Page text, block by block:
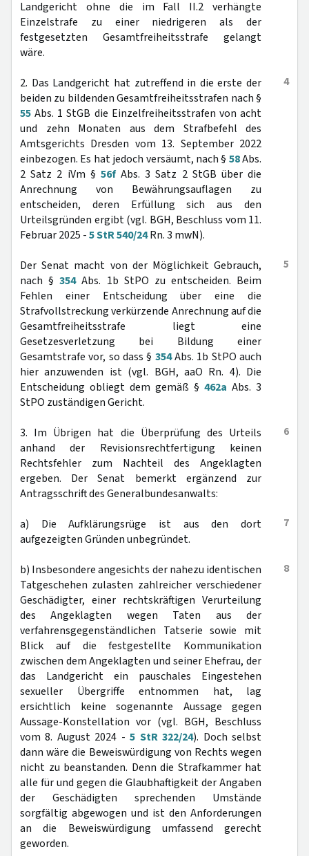
Landgericht ohne die im Fall II.2 verhängte
Einzelstrafe zu einer niedrigeren als der
festgesetzten Gesamtfreiheitsstrafe gelangt
wäre.
4
2. Das Landgericht hat zutreffend in die erste der
beiden zu bildenden Gesamtfreiheitsstrafen nach §
55 Abs. 1 StGB die Einzelfreiheitsstrafen von acht
und zehn Monaten aus dem Strafbefehl des
Amtsgerichts Dresden vom 13. September 2022
einbezogen. Es hat jedoch versäumt, nach § 58Abs.
2 Satz 2 iVm § 56fAbs. 3 Satz 2 StGB über die
Anrechnung von Bewährungsauflagen zu
entscheiden, deren Erfüllung sich aus den
Urteilsgründen ergibt (vgl. BGH, Beschluss vom 11.
Februar 2025 -5 StR 540/24Rn. 3 mwN).
5
Der Senat macht von der Möglichkeit Gebrauch,
nach §354Abs. 1b StPO zu entscheiden. Beim
Fehlen einer Entscheidung über eine die
Strafvollstreckung verkürzende Anrechnung auf die
Gesamtfreiheitsstrafe liegt eine
Gesetzesverletzung bei Bildung einer
Gesamtstrafe vor, so dass § 354Abs. 1b StPO auch
hier anzuwenden ist (vgl. BGH, aaO Rn. 4). Die
Entscheidung obliegt dem gemäß § 462a Abs. 3
StPO zuständigen Gericht.
6
3. Im Übrigen hat die Überprüfung des Urteils
anhand der Revisionsrechtfertigung keinen
Rechtsfehler zum Nachteil des Angeklagten
ergeben. Der Senat bemerkt ergänzend zur
Antragsschrift des Generalbundesanwalts:
7
a) Die Aufklärungsrüge ist aus den dort
aufgezeigten Gründen unbegründet.
8
b) Insbesondere angesichts der nahezu identischen
Tatgeschehen zulasten zahlreicher verschiedener
Geschädigter, einer rechtskräftigen Verurteilung
des Angeklagten wegen Taten aus der
verfahrensgegenständlichen Tatserie sowie mit
Blick auf die festgestellte Kommunikation
zwischen dem Angeklagten und seiner Ehefrau, der
das Landgericht ein pauschales Eingestehen
sexueller Übergriffe entnommen hat, lag
ersichtlich keine sogenannte Aussage gegen
Aussage-Konstellation vor (vgl. BGH, Beschluss
vom 8. August 2024 -5 StR 322/24). Doch selbst
dann wäre die Beweiswürdigung von Rechts wegen
nicht zu beanstanden. Denn die Strafkammer hat
alle für und gegen die Glaubhaftigkeit der Angaben
der Geschädigten sprechenden Umstände
sorgfältig abgewogen und ist den Anforderungen
an die Beweiswürdigung umfassend gerecht
geworden.